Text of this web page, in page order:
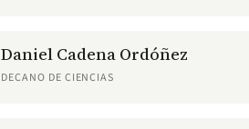
Daniel Cadena Ordóñez
DECANO DE CIENCIAS